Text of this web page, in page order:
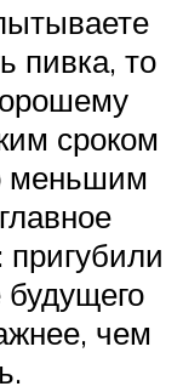
пивка, то
сроком
меньшим
будущего
чем